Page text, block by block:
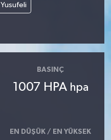
Yusufeli
BASINÇ
1007 HPA hpa
EN DÜŞÜK / EN YÜKSEK